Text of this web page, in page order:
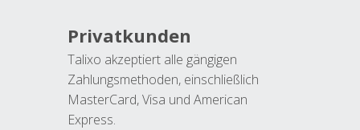
Privatkunden
Talixo akzeptiert alle gängigen
Zahlungsmethoden, einschließlich
MasterCard, Visa und American
Express.